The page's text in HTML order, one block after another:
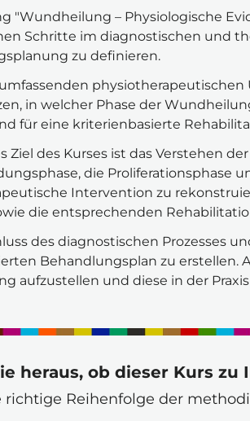
"Wundheilung – Physiologische
Schritte im diagnostischen und
zu definieren.
in welcher Phase der
für eine kriterienbasierte
Ziel des Kurses ist das Verstehen
die Proliferationsphase
Intervention zu
die entsprechenden
des diagnostischen Prozesses
Behandlungsplan zu erstellen.
aufzustellen und diese in der
heraus, ob dieser Kurs